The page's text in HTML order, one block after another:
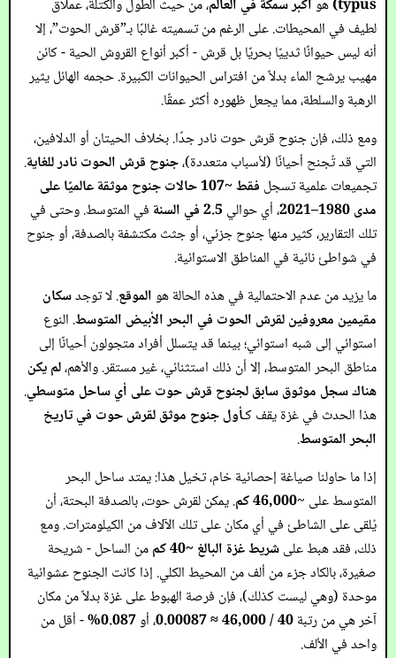
typus
)هوأكبر سمكة في العالم، من حيث الطول والكتلة، عملاق
لطيف في المحيطات. على الرغم من تسميته غالبًا بـ”قرش الحوت”، إلا
أنه ليس حيوانًا ثدييًا بحريًا بل قرش - أكبر أنواع القروش الحية - كائن
مهيب يرشح الماء بدلاً من افتراس الحيوانات الكبيرة. حجمه الهائل يثير
الرهبة والسلطة، مما يجعل ظهوره أكثر عمقًا.
ومع ذلك، فإن جنوح قرش حوت نادر جدًا. بخلاف الحيتان أو الدلافين،
التي قد تُجنح أحيانًا (لأسباب متعددة)،جنوح قرش الحوت نادر للغاية.
تجميعات علمية تسجل
فقط ~107 حالات جنوح موثقة عالميًا على
مدى 1980–2021
، أي حوالي 2.5 في السنة
في المتوسط. وحتى في
تلك التقارير، كثير منها جنوح جزئي، أو جثث مكتشفة بالصدفة، أو جنوح
في شواطئ نائية في المناطق الاستوائية.
ما يزيد من عدم الاحتمالية في هذه الحالة هوالموقع. لا توجدسكان
مقيمين معروفين لقرش الحوت في البحر الأبيض المتوسط. النوع
استوائي إلى شبه استوائي؛ بينما قد يتسلل أفراد متجولون أحيانًا إلى
مناطق البحر المتوسط، إلا أن ذلك استثنائي، غير مستقر. والأهم،لم يكن
هناك سجل موثوق سابق لجنوح قرش حوت على أي ساحل متوسطي.
هذا الحدث في غزة يقف كـأول جنوح موثق لقرش حوت في تاريخ
البحر المتوسط.
إذا ما حاولنا صياغة إحصائية خام، تخيل هذا: يمتد ساحل البحر
المتوسط على ~46,000 كم
. يمكن لقرش حوت، بالصدفة البحتة، أن
يُلقى على الشاطئ في أي مكان على تلك الآلاف من الكيلومترات. ومع
ذلك، فقد هبط علىشريط غزة البالغ ~40 كم
من الساحل - شريحة
صغيرة، بالكاد جزء من ألف من المحيط الكلي. إذا كانت الجنوح عشوائية
موحدة (وهي ليست كذلك)، فإن فرصة الهبوط على غزة بدلاً من مكان
آخر هي من رتبة40 / 46,000 ≈ 0.00087 ، أو0.087%
- أقل من
واحد في الألف.